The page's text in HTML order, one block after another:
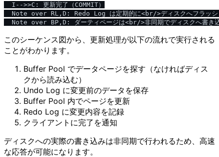
  I-->>C: 更新完了（COMMIT）
Note over RL,D: Redo Log は定期的に<br/>ディスクへフラッシ
このシーケンス図から、更新処理が以下の流れで実行される
ことがわかります。
Buffer Pool でデータページを探す（なければディス
クから読み込む）
Undo Log に変更前のデータを保存
Buffer Pool 内でページを更新
Redo Log に変更内容を記録
クライアントに完了を通知
ディスクへの実際の書き込みは非同期で行われるため、高速
な応答が可能になります。